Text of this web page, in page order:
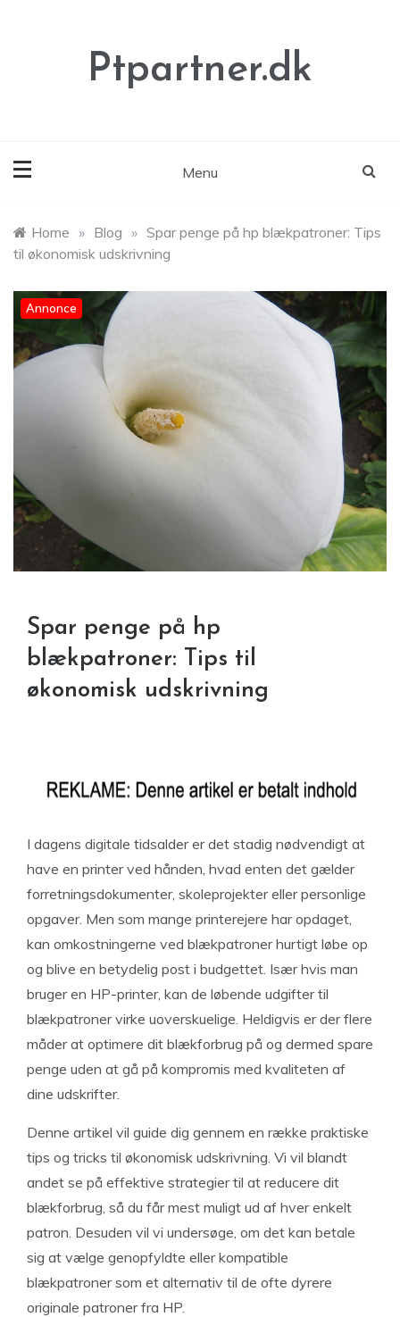
Ptpartner.dk
Menu
Home » Blog » Spar penge på hp blækpatroner: Tips
til økonomisk udskrivning
Annonce
Spar penge på hp
blækpatroner: Tips til
økonomisk udskrivning
I dagens digitale tidsalder er det stadig nødvendigt at
have en printer ved hånden, hvad enten det gælder
forretningsdokumenter, skoleprojekter eller personlige
opgaver. Men som mange printerejere har opdaget,
kan omkostningerne ved blækpatroner hurtigt løbe op
og blive en betydelig post i budgettet. Især hvis man
bruger en HP-printer, kan de løbende udgifter til
blækpatroner virke uoverskuelige. Heldigvis er der flere
måder at optimere dit blækforbrug på og dermed spare
penge uden at gå på kompromis med kvaliteten af
dine udskrifter.
Denne artikel vil guide dig gennem en række praktiske
tips og tricks til økonomisk udskrivning. Vi vil blandt
andet se på effektive strategier til at reducere dit
blækforbrug, så du får mest muligt ud af hver enkelt
patron. Desuden vil vi undersøge, om det kan betale
sig at vælge genopfyldte eller kompatible
blækpatroner som et alternativ til de ofte dyrere
originale patroner fra HP.